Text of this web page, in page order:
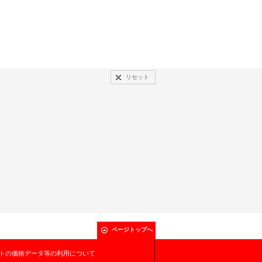
リセット
ページトップへ
の価格データ等の利用について